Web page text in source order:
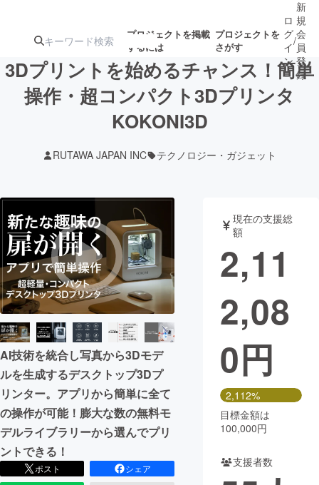
プロジェクトを掲載
するには
プロジェクトを
さがす
注目の新着プロ募集終了が近いプ
テクノロジー・ガジェット
映像・映画
ビジネス・起業 チャレンジ
まちづくり・地域活性化
CAMPFIRE for Social Good
CAMPFIRE Creation
CAMPFIREふるさと納税machi-ya コミュニティ
ロ
グ
イ
ン
/
新
規
会
員
登
録
3Dプリントを始めるチャンス！簡単
操作・超コンパクト3Dプリンタ
KOKONI3D
RUTAWA JAPAN INC テクノロジー・ガジェット
AI技術を統合し写真から3Dモデ
ルを生成するデスクトップ3Dプ
リンター。アプリから簡単に全て
の操作が可能！膨大な数の無料モ
デルライブラリーから選んでプリ
ントできる！
ポスト
シェア
現在の支援総
額
2,11
2,08
0円
2,112%
目標金額は
100,000円
支援者数